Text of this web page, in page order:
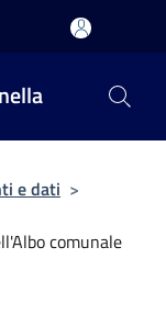
e dati >
comunale